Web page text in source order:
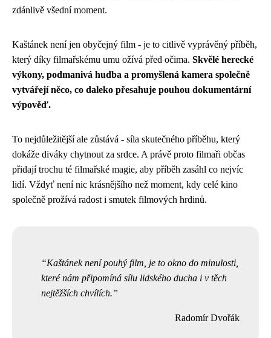
zdánlivě všední moment.
Kaštánek není jen obyčejný film - je to citlivě vyprávěný příběh,
který díky filmařskému umu ožívá před očima. Skvělé herecké
výkony, podmanivá hudba a promyšlená kamera společně
vytvářejí něco, co daleko přesahuje pouhou dokumentární
výpověď.
To nejdůležitější ale zůstává - síla skutečného příběhu, který
dokáže diváky chytnout za srdce. A právě proto filmaři občas
přidají trochu té filmařské magie, aby příběh zasáhl co nejvíc
lidí. Vždyť není nic krásnějšího než moment, kdy celé kino
společně prožívá radost i smutek filmových hrdinů.
Kaštánek není pouhý film, je to okno do minulosti,
které nám připomíná sílu lidského ducha i v těch
nejtěžších chvílích.
Radomír Dvořák